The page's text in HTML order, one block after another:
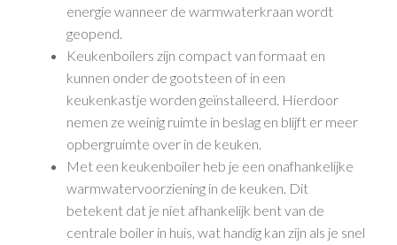
energie wanneer de warmwaterkraan wordt
geopend.
Keukenboilers zijn compact van formaat en
kunnen onder de gootsteen of in een
keukenkastje worden geïnstalleerd. Hierdoor
nemen ze weinig ruimte in beslag en blijft er meer
opbergruimte over in de keuken.
Met een keukenboiler heb je een onafhankelijke
warmwatervoorziening in de keuken. Dit
betekent dat je niet afhankelijk bent van de
centrale boiler in huis, wat handig kan zijn als je snel